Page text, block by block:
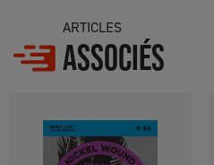
ARTICLES
ASSOCIÉS